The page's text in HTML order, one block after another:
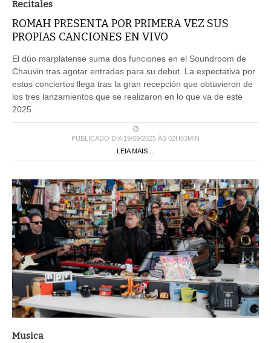
Recitales
ROMAH PRESENTA POR PRIMERA VEZ SUS
PROPIAS CANCIONES EN VIVO
El dúo marplatense suma dos funciones en el Soundroom de
Chauvin tras agotar entradas para su debut. La expectativa por
estos conciertos llega tras la gran recepción que obtuvieron de
los tres lanzamientos que se realizaron en lo que va de este
2025.
PUBLICADO DIA 19/09/2025 ÀS 02H03MIN
LEIA MAIS ...
Musica